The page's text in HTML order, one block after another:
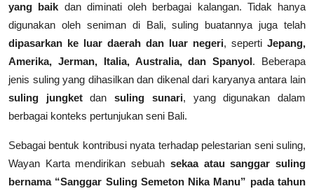
yang baik dan diminati oleh berbagai kalangan. Tidak hanya
digunakan oleh seniman di Bali, suling buatannya juga telah
dipasarkan ke luar daerah dan luar negeri, seperti Jepang,
Amerika, Jerman, Italia, Australia, dan Spanyol. Beberapa
jenis suling yang dihasilkan dan dikenal dari karyanya antara lain
suling jungketdansuling sunari, yang digunakan dalam
berbagai konteks pertunjukan seni Bali.
Sebagai bentuk kontribusi nyata terhadap pelestarian seni suling,
Wayan Karta mendirikan sebuah sekaa atau sanggar suling
bernama “Sanggar Suling Semeton Nika Manu” pada tahun